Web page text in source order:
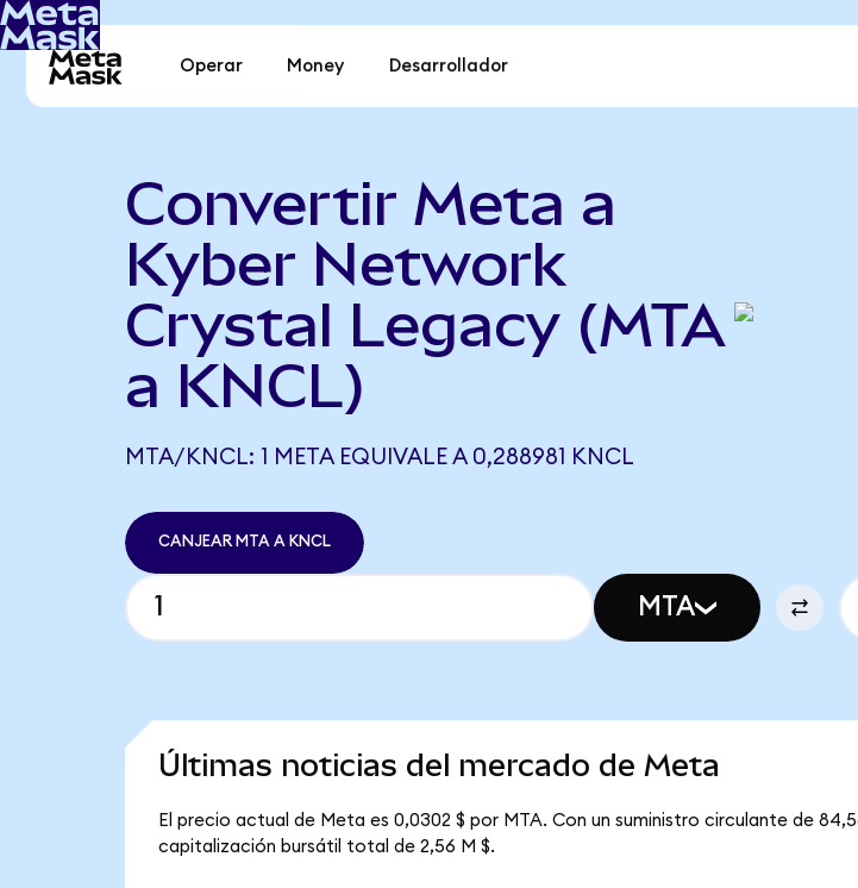
Operar Money Desarrollador
Convertir Meta a
Kyber Network
Crystal Legacy (MTA
a KNCL)
MTA/KNCL: 1 META EQUIVALE A 0,288981 KNCL
CANJEAR MTA A KNCL
MTA
Últimas noticias del mercado de Meta
El precio actual de Meta es 0,0302 $ por MTA. Con un suministro circulante de
capitalización bursátil total de 2,56 M $.